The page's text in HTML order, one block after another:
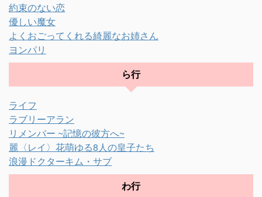
約束のない恋
優しい魔女
よくおごってくれる綺麗なお姉さん
ヨンパリ
ら行
ライフ
ラブリーアラン
リメンバー ~記憶の彼方へ~
麗〈レイ〉花萌ゆる8人の皇子たち
浪漫ドクターキム・サブ
わ行